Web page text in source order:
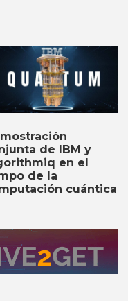
de IBM y
en el
de la
cuántica